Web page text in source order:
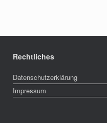
Rechtliches
Datenschutzerklärung
Impressum